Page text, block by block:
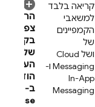
קריאה בלבד
למשאבי
הקמפיינים
של
ושל Cloud
Messaging ו-
In-App
Messaging
הרשאות
צפייה
של
העברת
הודעות
ב-